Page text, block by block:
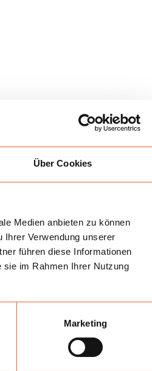
Über Cookies
Medien anbieten zu können
Ihrer Verwendung unserer
führen diese Informationen
sie im Rahmen Ihrer Nutzung
Marketing